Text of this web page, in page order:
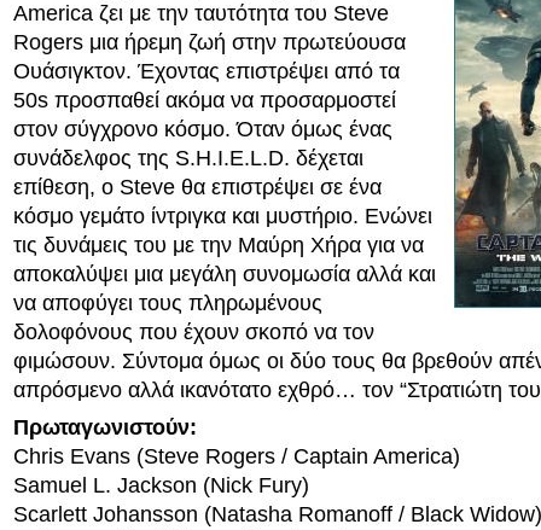
America ζει με την ταυτότητα του Steve
Rogers μια ήρεμη ζωή στην πρωτεύουσα
Ουάσιγκτον. Έχοντας επιστρέψει από τα
50s προσπαθεί ακόμα να προσαρμοστεί
στον σύγχρονο κόσμο. Όταν όμως ένας
συνάδελφος της S.H.I.E.L.D. δέχεται
επίθεση, ο Steve θα επιστρέψει σε ένα
κόσμο γεμάτο ίντριγκα και μυστήριο. Ενώνει
τις δυνάμεις του με την Μαύρη Χήρα για να
αποκαλύψει μια μεγάλη συνομωσία αλλά και
να αποφύγει τους πληρωμένους
δολοφόνους που έχουν σκοπό να τον
φιμώσουν. Σύντομα όμως οι δύο τους θα βρεθούν
απρόσμενο αλλά ικανότατο εχθρό… τον “Στρατιώτη
Πρωταγωνιστούν:
Chris Evans (Steve Rogers / Captain America)
Samuel L. Jackson (Nick Fury)
Scarlett Johansson (Natasha Romanoff / Black Widow)